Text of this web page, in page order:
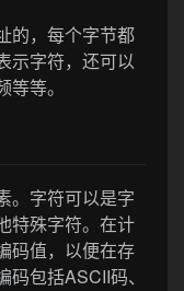
的，每个字节都
示字符，还可以
等。
。字符可以是字
特殊字符。在计
码值，以便在存
包括ASCII码、